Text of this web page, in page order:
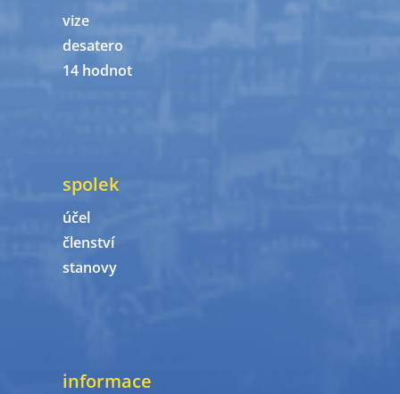
vize
desatero
14 hodnot
spolek
účel
členství
stanovy
informace